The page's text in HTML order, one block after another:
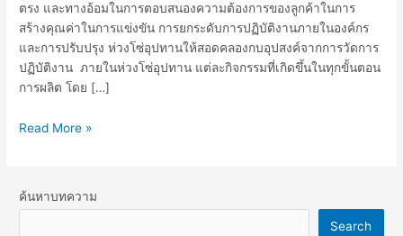
ตรง และทางอ้อมในการตอบสนองความต้องการของลูกค้าในการ
สร้างคุณค่าในการแข่งขัน การยกระดับการปฏิบัติงานภายในองค์กร
และการปรับปรุง ห่วงโซ่อุปทานให้สอดคลองกบอุปสงค์จากการวัดการ
ปฏิบัติงาน ภายในห่วงโซ่อุปทาน แต่ละกิจกรรมที่เกิดขึ้นในทุกขั้นตอน
การผลิต โดย […]
Read More »
ค้นหาบทความ
Search